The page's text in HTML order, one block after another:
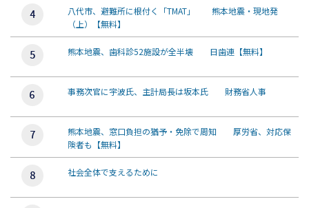
八代市、避難所に根付く「TMAT」 熊本地震・現地発
（上）【無料】
熊本地震、歯科診52施設が全半壊 日歯連【無料】
事務次官に宇波氏、主計局長は坂本氏 財務省人事
熊本地震、窓口負担の猶予・免除で周知 厚労省、対応保
険者も【無料】
社会全体で支えるために